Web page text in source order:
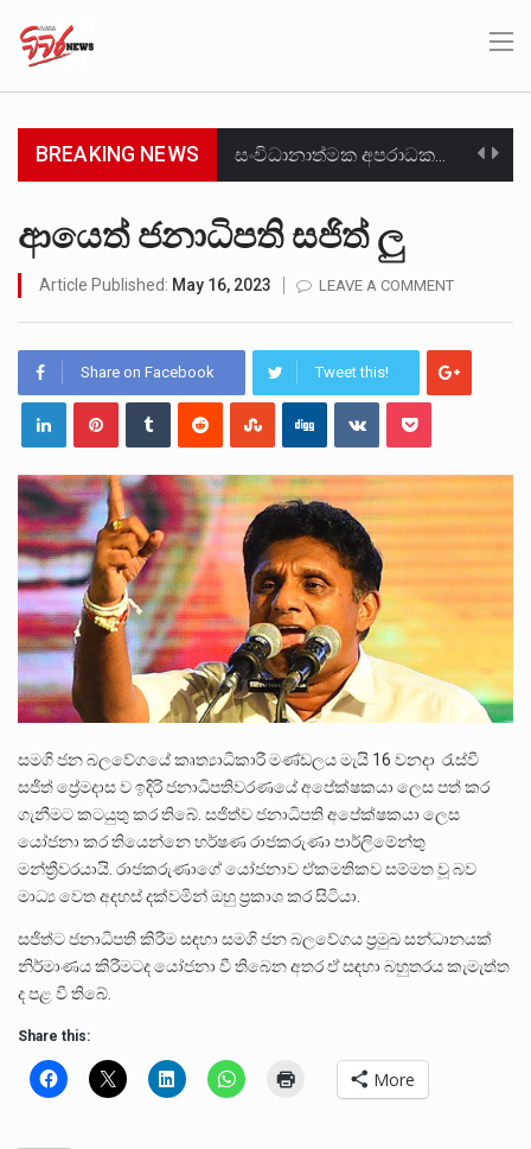
BREAKING NEWS සංවිධානාත්මක අපරාධකරුවකු වන ලොකු පැටිගේ ප්‍රධාන වෙඩික්කරු බවට සැක කරන ගිං ගඟේ ගිල්වා මරා දමා…
මහර බන්ධනාගාරයේ අද ඇතිවූ සිද්ධියෙන් තුවාල ලැබූ බව කියන රැඳවියන් ගණන ඉහළ ගොස් තිබේ. ඒ…
අගෝස්තු මස දෙවන ඉරිදා ලිට් රූම් සූම් සංවාදය පැවැත්වෙන්නේ "කතා කරන මහ වැව" නම් නකතාවක්…
ආයෙත් ජනාධිපති සජිත් ලු
Article Published: May 16, 2023 LEAVE A COMMENT
Share on Facebook Tweet this!
සමගි ජන බලවේගයේ කෘත්‍යාධිකාරී මණ්ඩලය මැයි 16 වනදා රැස්වී
සජිත් ප්‍රේමදාස ව ඉදිරි ජනාධිපතිවරණයේ අපේක්ෂකයා ලෙස පත් කර
ගැනීමට කටයුතු කර තිබේ. සජිත්ව ජනාධිපති අපේක්ෂකයා ලෙස
යෝජනා කර තියෙන්නෙ හර්ෂණ රාජකරුණා පාර්ලිමේන්තු
මන්ත්‍රීවරයායි. රාජකරුණාගේ යෝජනාව ඒකමතිකව සම්මත වූ බව
මාධ්‍ය වෙත අදහස් දක්වමින් ඔහු ප්‍රකාශ කර සිටියා.
සජිත්ට ජනාධිපති කිරීම සඳහා සමගි ජන බලවේගය ප්‍රමුඛ සන්ධානයක්
නිර්මාණය කිරීමටද යෝජනා වී තිබෙන අතර ඒ සඳහා බහුතරය කැමැත්ත
ද පළ වී තිබේ.
Share this:
More